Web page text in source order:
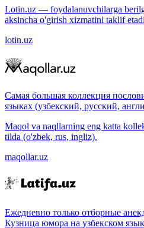
Lotin.uz — foydalanuvchilarga
aksincha o'girish xizmatini taklif
lotin.uz
Самая большая коллекция
языках (узбекский, русский,
Maqol va naqllarning eng katta
tilda (o'zbek, rus, ingliz).
maqollar.uz
Ежедневно только отборные
Кузница юмора на узбекском